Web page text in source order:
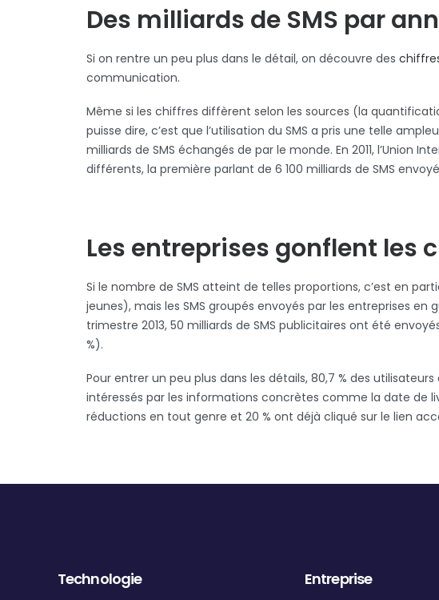
Des milliards de SMS par
Si on rentre un peu plus dans le détail, on découvre des
communication.
Même si les chiffres diffèrent selon les sources (la
puisse dire, c’est que l’utilisation du SMS a pris une telle
milliards de SMS échangés de par le monde. En 2011,
différents, la première parlant de 6 100 milliards de SMS
Les entreprises gonflent les
Si le nombre de SMS atteint de telles proportions, c’est en
jeunes), mais les SMS groupés envoyés par les entreprises
trimestre 2013, 50 milliards de SMS publicitaires ont été
%).
Pour entrer un peu plus dans les détails, 80,7 % des
intéressés par les informations concrètes comme la date de
réductions en tout genre et 20 % ont déjà cliqué sur le lien
Technologie Entreprise